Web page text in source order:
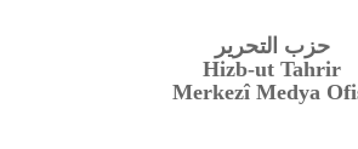
حزب التحرير
Hizb-ut Tahrir
Merkezî Medya